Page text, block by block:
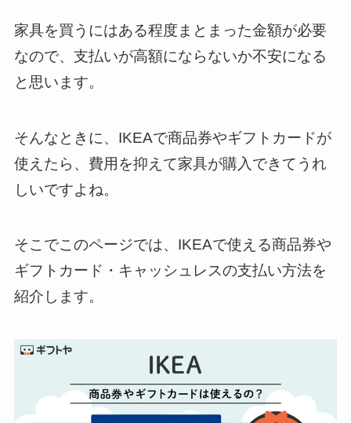
家具を買うにはある程度まとまった金額が必要
なので、支払いが高額にならないか不安になる
と思います。
そんなときに、IKEAで商品券やギフトカードが
使えたら、費用を抑えて家具が購入できてうれ
しいですよね。
そこでこのページでは、IKEAで使える商品券や
ギフトカード・キャッシュレスの支払い方法を
紹介します。